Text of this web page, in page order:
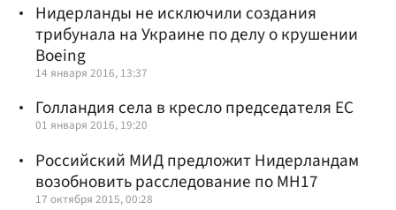
Нидерланды не исключили создания
трибунала на Украине по делу о крушении
Boeing
14 января 2016, 13:37
Голландия села в кресло председателя ЕС
01 января 2016, 19:20
Российский МИД предложит Нидерландам
возобновить расследование по MH17
17 октября 2015, 00:28